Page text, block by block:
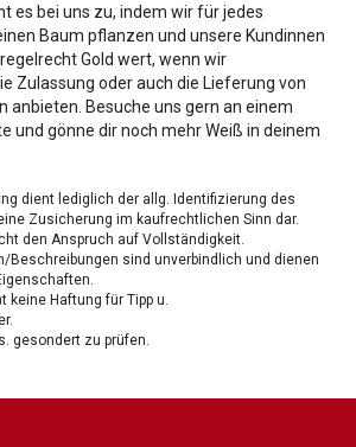
es bei uns zu, indem wir für jedes
Baum pflanzen und unsere Kundinnen
Gold wert, wenn wir
Zulassung oder auch die Lieferung von
anbieten. Besuche uns gern an einem
und gönne dir noch mehr Weiß in deinem
dient lediglich der allg. Identifizierung des
Zusicherung im kaufrechtlichen Sinn dar.
den Anspruch auf Vollständigkeit.
Beschreibungen sind unverbindlich und dienen
keine Haftung für Tipp u.
gesondert zu prüfen.